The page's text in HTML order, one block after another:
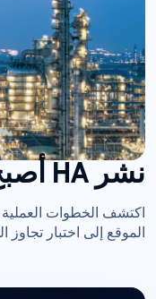
نشر HA
الموقع إلى اختبار تجاوز